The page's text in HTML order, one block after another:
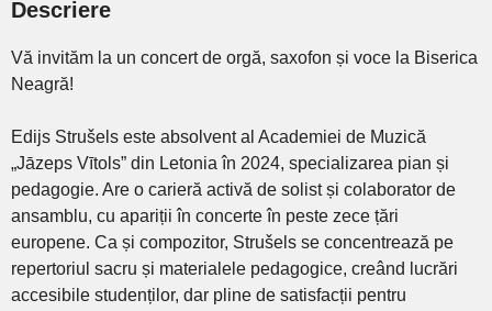
Descriere
Vă invităm la un concert de orgă, saxofon și voce la Biserica
Neagră!
Edijs Strušels este absolvent al Academiei de Muzică
„Jāzeps Vītols” din Letonia în 2024, specializarea pian și
pedagogie. Are o carieră activă de solist și colaborator de
ansamblu, cu apariții în concerte în peste zece țări
europene. Ca și compozitor, Strušels se concentrează pe
repertoriul sacru și materialele pedagogice, creând lucrări
accesibile studenților, dar pline de satisfacții pentru